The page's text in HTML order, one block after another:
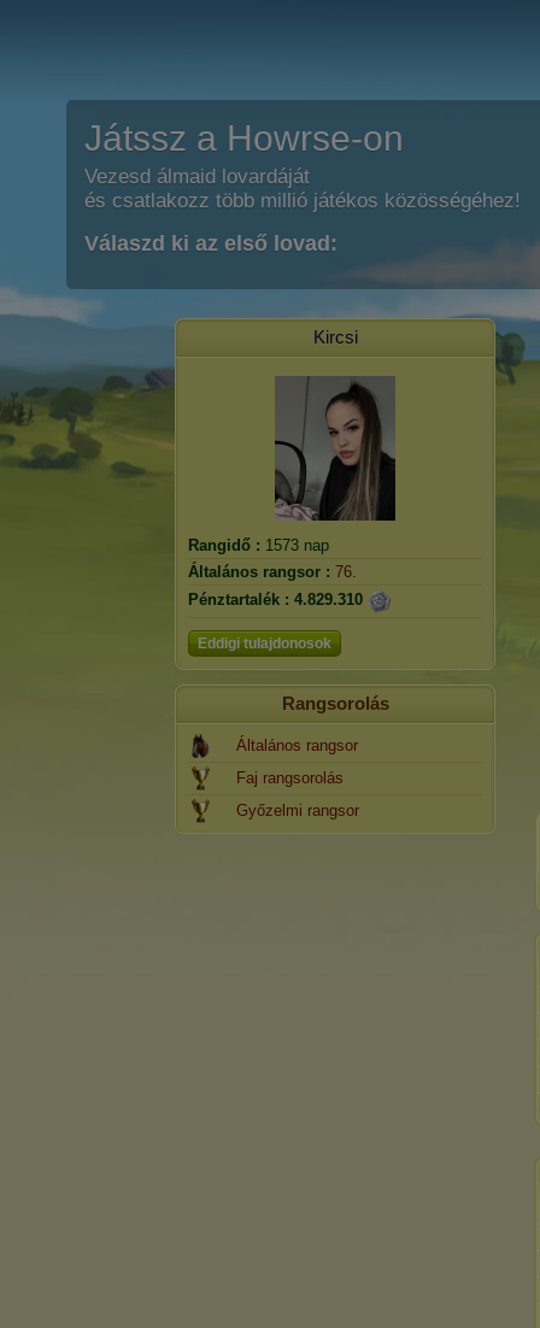
Játssz a Howrse-on
Vezesd álmaid lovardáját
és csatlakozz több millió játékos közösségéhez!
Válaszd ki az első lovad:
Kircsi
Rangidő : 1573 nap
Általános rangsor : 76.
Pénztartalék : 4.829.310
Eddigi tulajdonosok
Rangsorolás
Általános rangsor
Faj rangsorolás
Győzelmi rangsor